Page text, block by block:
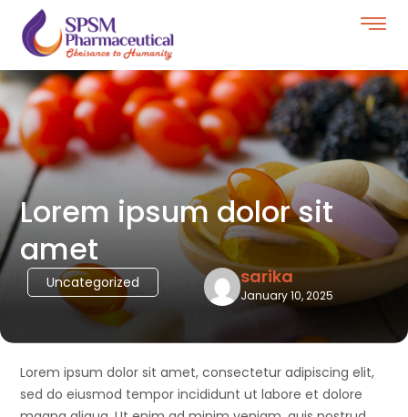
Lorem ipsum dolor sit
amet
Uncategorized sarika
January 10, 2025
Lorem ipsum dolor sit amet, consectetur adipiscing elit,
sed do eiusmod tempor incididunt ut labore et dolore